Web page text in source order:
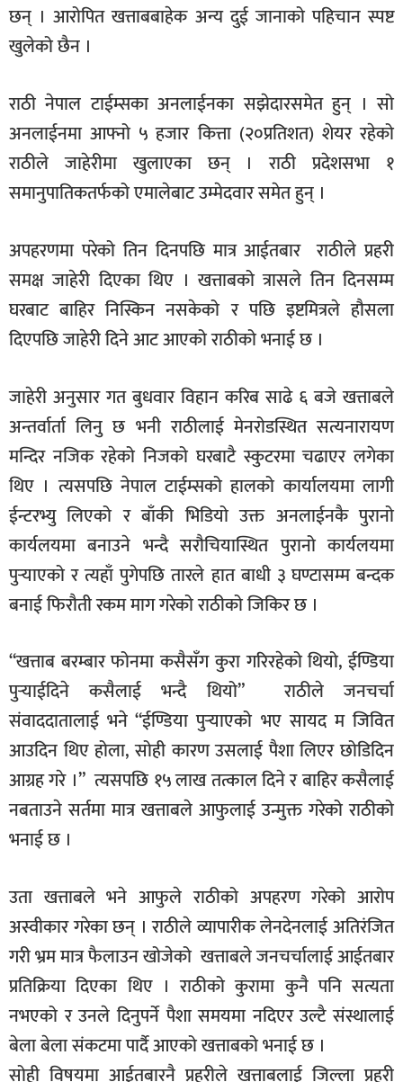
छन् । आरोपित खत्ताबबाहेक अन्य दुई जानाको पहिचान स्पष्ट
खुलेको छैन ।
राठी नेपाल टाईम्सका अनलाईनका सझेदारसमेत हुन् । सो
अनलाईनमा आफ्नो ५ हजार कित्ता (२०प्रतिशत) शेयर रहेको
राठीले जाहेरीमा खुलाएका छन् । राठी प्रदेशसभा १
समानुपातिकतर्फको एमालेबाट उम्मेदवार समेत हुन् ।
अपहरणमा परेको तिन दिनपछि मात्र आईतबार राठीले प्रहरी
समक्ष जाहेरी दिएका थिए । खत्ताबको त्रासले तिन दिनसम्म
घरबाट बाहिर निस्किन नसकेको र पछि इष्टमित्रले हौसला
दिएपछि जाहेरी दिने आट आएको राठीको भनाई छ ।
जाहेरी अनुसार गत बुधवार विहान करिब साढे ६ बजे खत्ताबले
अन्तर्वार्ता लिनु छ भनी राठीलाई मेनरोडस्थित सत्यनारायण
मन्दिर नजिक रहेको निजको घरबाटै स्कुटरमा चढाएर लगेका
थिए । त्यसपछि नेपाल टाईम्सको हालको कार्यालयमा लागी
ईन्टरभ्यु लिएको र बाँकी भिडियो उक्त अनलाईनकै पुरानो
कार्यलयमा बनाउने भन्दै सरौचियास्थित पुरानो कार्यलयमा
पुर्‍याएको र त्यहाँ पुगेपछि तारले हात बाधी ३ घण्टासम्म बन्दक
बनाई फिरौती रकम माग गरेको राठीको जिकिर छ ।
“खत्ताब बरम्बार फोनमा कसैसँग कुरा गरिरहेको थियो, ईण्डिया
पुर्‍याईदिने कसैलाई भन्दै थियो” राठीले जनचर्चा
संवाददातालाई भने “ईण्डिया पुर्‍याएको भए सायद म जिवित
आउदिन थिए होला, सोही कारण उसलाई पैशा लिएर छोडिदिन
आग्रह गरे ।” त्यसपछि १५ लाख तत्काल दिने र बाहिर कसैलाई
नबताउने सर्तमा मात्र खत्ताबले आफुलाई उन्मुक्त गरेको राठीको
भनाई छ ।
उता खत्ताबले भने आफुले राठीको अपहरण गरेको आरोप
अस्वीकार गरेका छन् । राठीले व्यापारीक लेनदेनलाई अतिरंजित
गरी भ्रम मात्र फैलाउन खोजेको खत्ताबले जनचर्चालाई आईतबार
प्रतिक्रिया दिएका थिए । राठीको कुरामा कुनै पनि सत्यता
नभएको र उनले दिनुपर्ने पैशा समयमा नदिएर उल्टै संस्थालाई
बेला बेला संकटमा पार्दै आएको खत्ताबको भनाई छ ।
सोही विषयमा आईतबारनै प्रहरीले खत्ताबलाई जिल्ला प्रहरी